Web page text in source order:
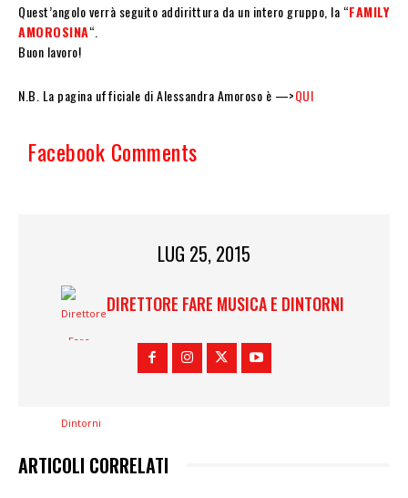
Quest’angolo verrà seguito addirittura da un intero gruppo, la “FAMILY
AMOROSINA“.
Buon lavoro!
N.B. La pagina ufficiale di Alessandra Amoroso è —>QUI
Facebook Comments
LUG 25, 2015
DIRETTORE FARE MUSICA E DINTORNI
ARTICOLI CORRELATI